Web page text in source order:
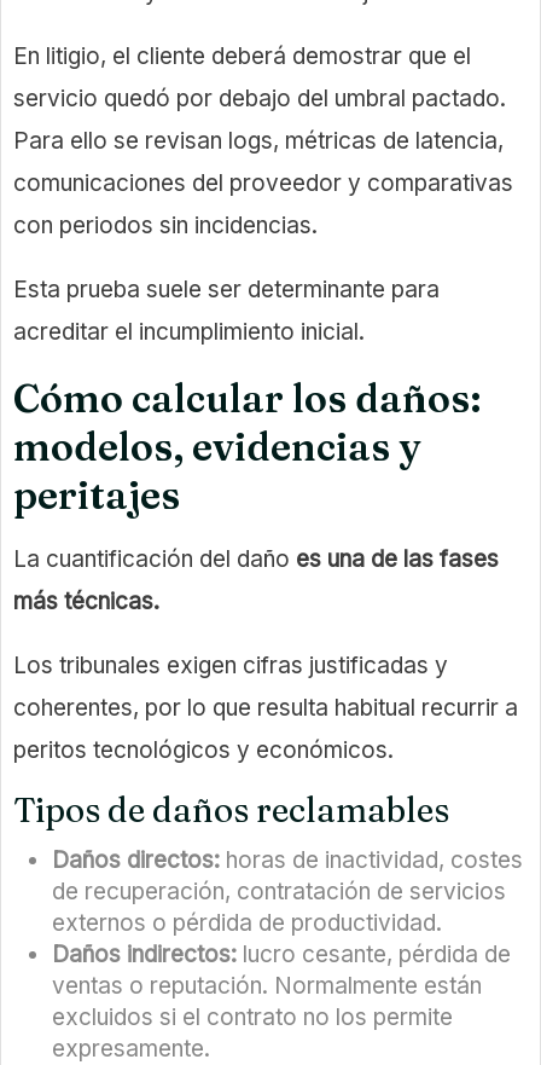
En litigio, el cliente deberá demostrar que el
servicio quedó por debajo del umbral pactado.
Para ello se revisan logs, métricas de latencia,
comunicaciones del proveedor y comparativas
con periodos sin incidencias.
Esta prueba suele ser determinante para
acreditar el incumplimiento inicial.
Cómo calcular los daños:
modelos, evidencias y
peritajes
La cuantificación del daño es una de las fases
más técnicas.
Los tribunales exigen cifras justificadas y
coherentes, por lo que resulta habitual recurrir a
peritos tecnológicos y económicos.
Tipos de daños reclamables
Daños directos: horas de inactividad, costes
de recuperación, contratación de servicios
externos o pérdida de productividad.
Daños indirectos: lucro cesante, pérdida de
ventas o reputación. Normalmente están
excluidos si el contrato no los permite
expresamente.